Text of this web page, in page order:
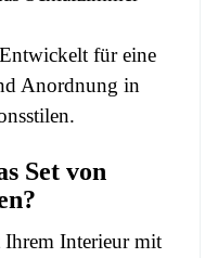
Entwickelt für eine
Anordnung in
Set von
Ihrem Interieur mit